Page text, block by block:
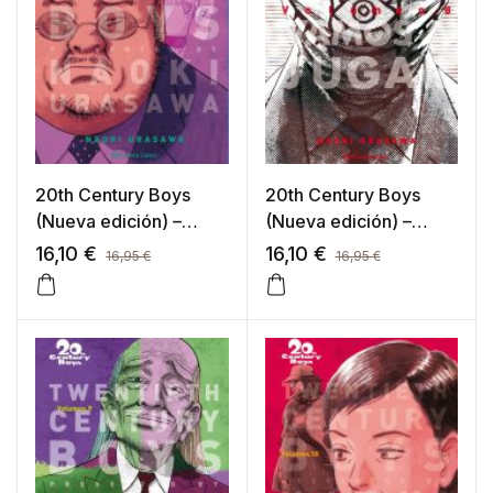
20th Century Boys
(Nueva edición) –
tomo 007
16,10 € 16,95€
20th Century Boys
(Nueva edición) –
tomo 008
16,10 € 16,95€